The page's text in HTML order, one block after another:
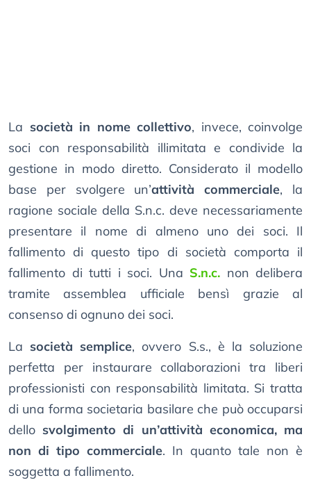
La società in nome collettivo, invece, coinvolge
soci con responsabilità illimitata e condivide la
gestione in modo diretto. Considerato il modello
base per svolgere un’attività commerciale, la
ragione sociale della S.n.c. deve necessariamente
presentare il nome di almeno uno dei soci. Il
fallimento di questo tipo di società comporta il
fallimento di tutti i soci. Una S.n.c. non delibera
tramite assemblea ufficiale bensì grazie al
consenso di ognuno dei soci.
La società semplice, ovvero S.s., è la soluzione
perfetta per instaurare collaborazioni tra liberi
professionisti con responsabilità limitata. Si tratta
di una forma societaria basilare che può occuparsi
dello svolgimento di un’attività economica, ma
non di tipo commerciale. In quanto tale non è
soggetta a fallimento.